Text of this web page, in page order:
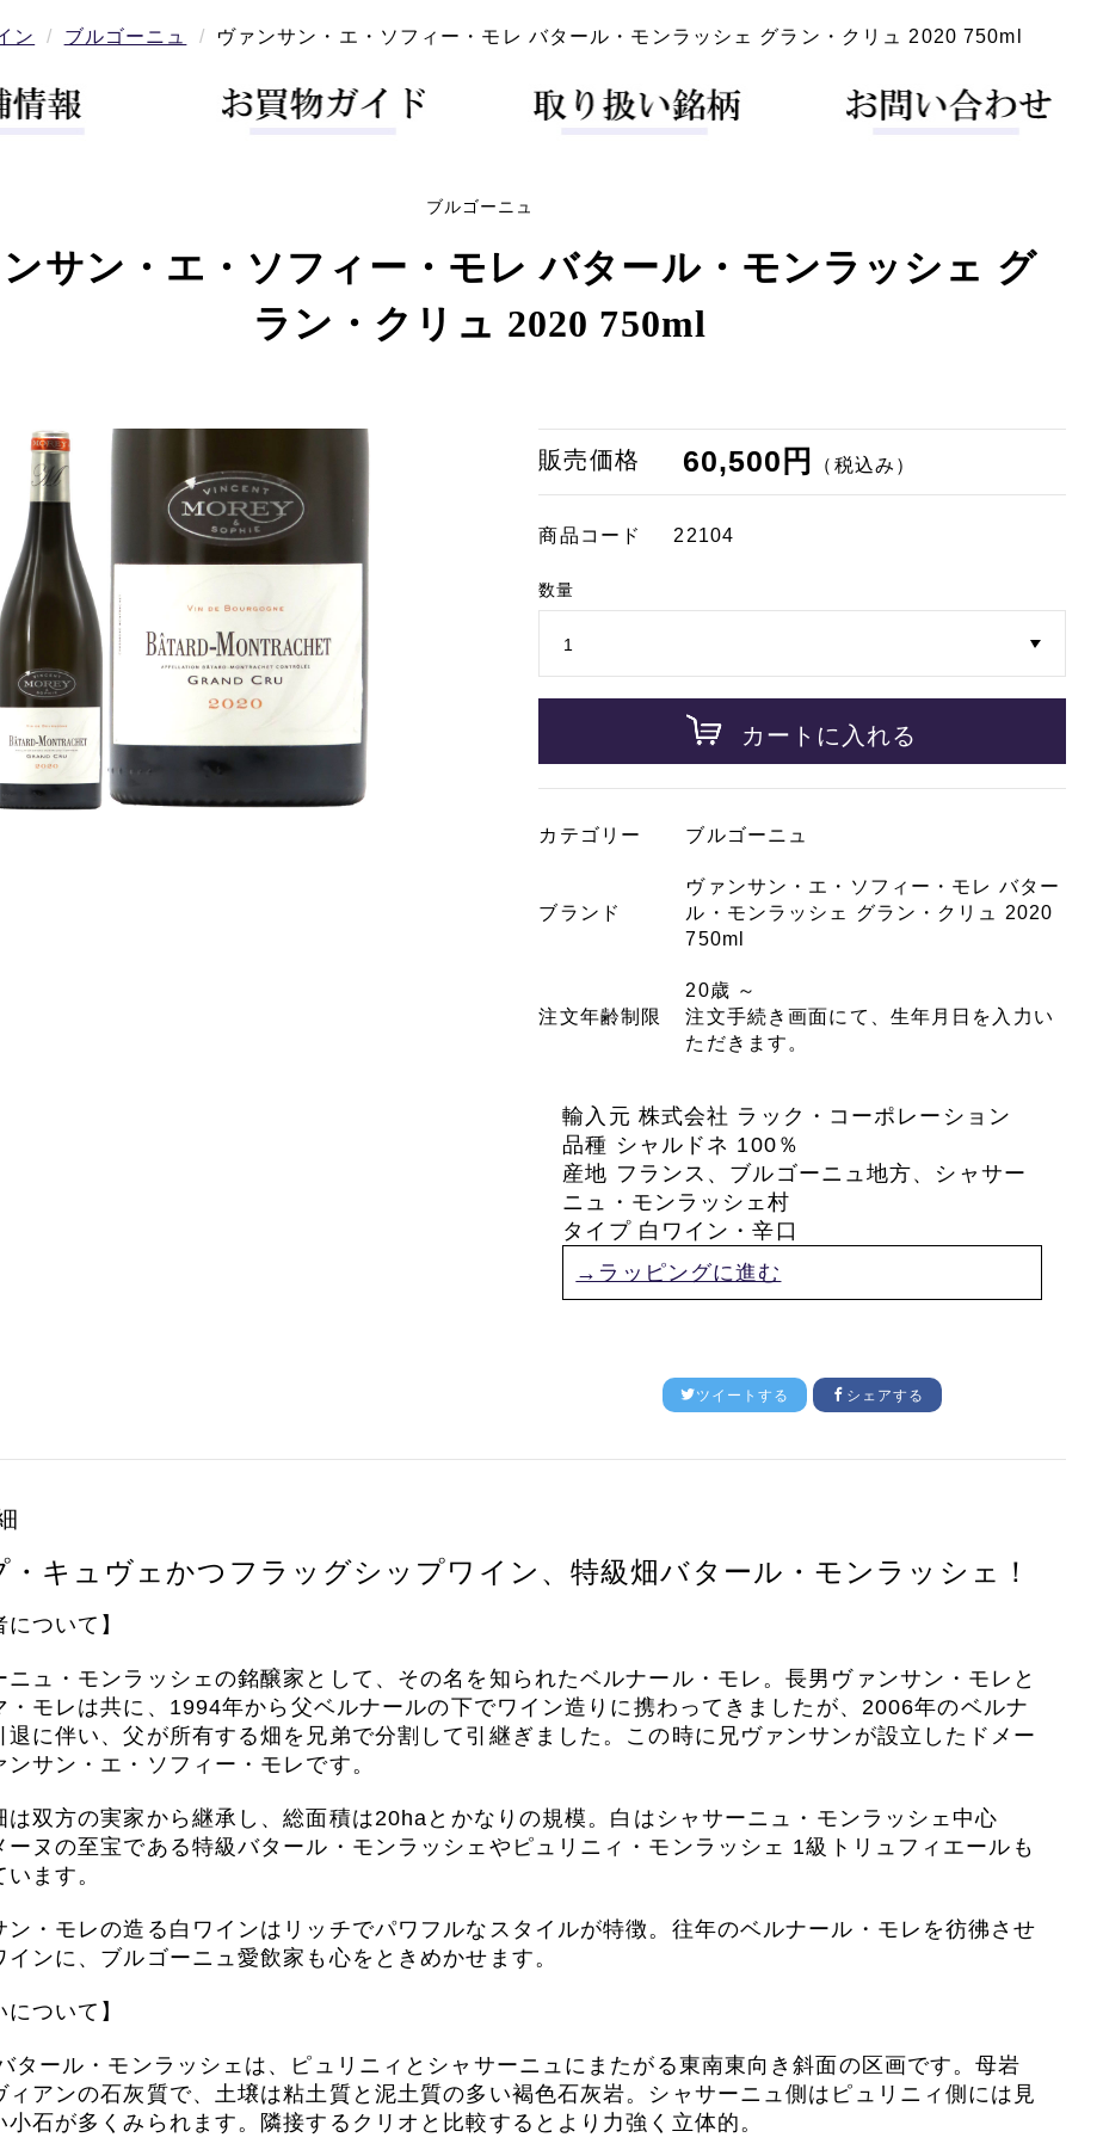
ン ブルゴーニュ ヴァンサン・エ・ソフィー・モレ バタール・モンラッシェ グラン・クリュ 2020 750ml
ブルゴーニュ
サン・エ・ソフィー・モレ バタール・モンラッシェ グ
ラン・クリュ 2020 750ml
販売価格 60,500円 （税込み）
商品コード 22104
数量
カートに入れる
カテゴリー ブルゴーニュ
ブランド
ヴァンサン・エ・ソフィー・モレ バター
ル・モンラッシェ グラン・クリュ 2020
750ml
注文年齢制限
20歳 ～
注文手続き画面にて、生年月日を入力い
ただきます。
輸入元 株式会社 ラック・コーポレーション
品種 シャルドネ 100％
産地 フランス、ブルゴーニュ地方、シャサー
ニュ・モンラッシェ村
タイプ 白ワイン・辛口
→ラッピングに進む
ツイートする シェアする
・キュヴェかつフラッグシップワイン、特級畑バタール・モンラッシェ！
について】
ニュ・モンラッシェの銘醸家として、その名を知られたベルナール・モレ。長男ヴァンサン・モレと
・モレは共に、1994年から父ベルナールの下でワイン造りに携わってきましたが、2006年のベルナ
退に伴い、父が所有する畑を兄弟で分割して引継ぎました。この時に兄ヴァンサンが設立したドメー
ンサン・エ・ソフィー・モレです。
は双方の実家から継承し、総面積は20haとかなりの規模。白はシャサーニュ・モンラッシェ中心
ーヌの至宝である特級バタール・モンラッシェやピュリニィ・モンラッシェ 1級トリュフィエールも
ます。
ン・モレの造る白ワインはリッチでパワフルなスタイルが特徴。往年のベルナール・モレを彷彿させ
インに、ブルゴーニュ愛飲家も心をときめかせます。
について】
タール・モンラッシェは、ピュリニィとシャサーニュにまたがる東南東向き斜面の区画です。母岩
ィアンの石灰質で、土壌は粘土質と泥土質の多い褐色石灰岩。シャサーニュ側はピュリニィ側には見
小石が多くみられます。隣接するクリオと比較するとより力強く立体的。